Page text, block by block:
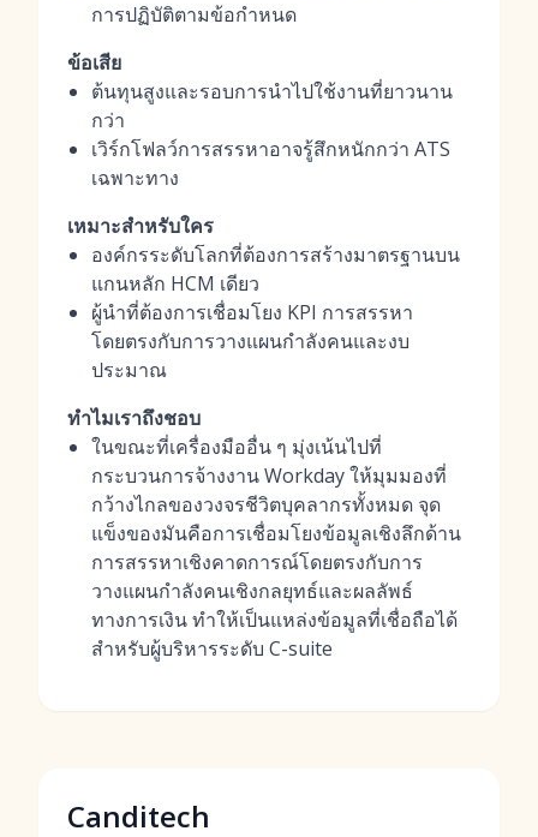
การปฏิบัติตามข้อกำหนด
ข้อเสีย
ต้นทุนสูงและรอบการนำไปใช้งานที่ยาวนาน
กว่า
เวิร์กโฟลว์การสรรหาอาจรู้สึกหนักกว่า ATS
เฉพาะทาง
เหมาะสำหรับใคร
องค์กรระดับโลกที่ต้องการสร้างมาตรฐานบน
แกนหลัก HCM เดียว
ผู้นำที่ต้องการเชื่อมโยง KPI การสรรหา
โดยตรงกับการวางแผนกำลังคนและงบ
ประมาณ
ทำไมเราถึงชอบ
ในขณะที่เครื่องมืออื่น ๆ มุ่งเน้นไปที่
กระบวนการจ้างงาน Workday ให้มุมมองที่
กว้างไกลของวงจรชีวิตบุคลากรทั้งหมด จุด
แข็งของมันคือการเชื่อมโยงข้อมูลเชิงลึกด้าน
การสรรหาเชิงคาดการณ์โดยตรงกับการ
วางแผนกำลังคนเชิงกลยุทธ์และผลลัพธ์
ทางการเงิน ทำให้เป็นแหล่งข้อมูลที่เชื่อถือได้
สำหรับผู้บริหารระดับ C-suite
Canditech